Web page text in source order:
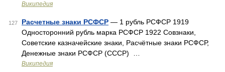
Википедия
127 Расчетные знаки РСФСР — 1 рубль РСФСР 1919
Односторонний рубль марка РСФСР 1922 Совзнаки,
Советские казначейские знаки, Расчётные знаки РСФСР,
Денежные знаки РСФСР (СССР) …
Википедия